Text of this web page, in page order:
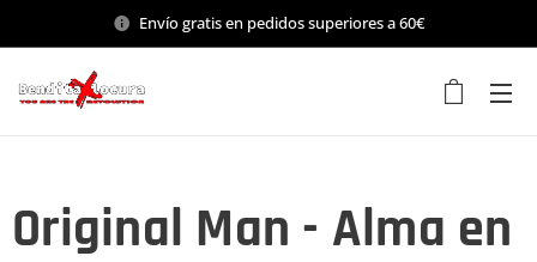
Envío gratis en pedidos superiores a 60€
Original Man - Alma en